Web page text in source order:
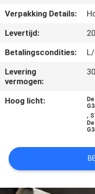
CONTACTEER
ONS
OM
EEN
SITEMAP
Verpakking Details:
Levertijd:
Betalingscondities:
Levering
vermogen:
Hoog licht:
,